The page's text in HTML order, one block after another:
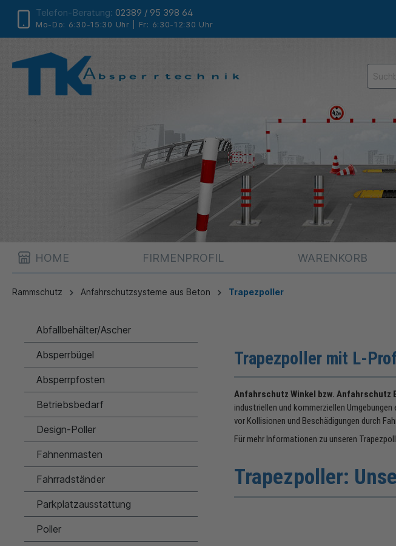
Telefon-Beratung: 02389 / 95 398 64
Mo-Do: 6:30-15:30 Uhr | Fr: 6:30-12:30 Uhr
HOME FIRMENPROFIL WARENKORB
Rammschutz Anfahrschutzsysteme aus Beton Trapezpoller
Abfallbehälter/Ascher
Absperrbügel
Absperrpfosten
Betriebsbedarf
Design-Poller
Fahnenmasten
Fahrradständer
Parkplatzausstattung
Poller
Trapezpoller mit L-
Anfahrschutz Winkel bzw. Anfahrschutz
industriellen und kommerziellen
vor Kollisionen und Beschädigungen durch
Für mehr Informationen zu unseren
Trapezpoller: